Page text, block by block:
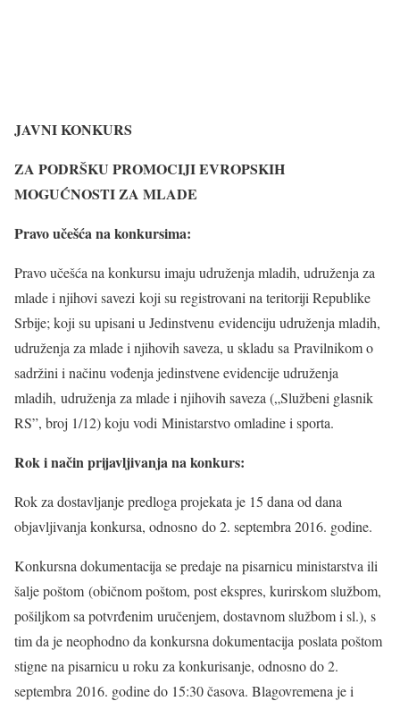
JAVNI KONKURS
ZA PODRŠKU PROMOCIJI EVROPSKIH
MOGUĆNOSTI ZA MLADE
Pravo učešća na konkursima:
Pravo učešća na konkursu imaju udruženja mladih, udruženja za
mlade i njihovi savezi koji su registrovani na teritoriji Republike
Srbije; koji su upisani u Jedinstvenu evidenciju udruženja mladih,
udruženja za mlade i njihovih saveza, u skladu sa Pravilnikom o
sadržini i načinu vođenja jedinstvene evidencije udruženja
mladih, udruženja za mlade i njihovih saveza („Službeni glasnik
RS”, broj 1/12) koju vodi Ministarstvo omladine i sporta.
Rok i način prijavljivanja na konkurs:
Rok za dostavljanje predloga projekata je 15 dana od dana
objavljivanja konkursa, odnosno do 2. septembra 2016. godine.
Konkursna dokumentacija se predaje na pisarnicu ministarstva ili
šalje poštom (običnom poštom, post ekspres, kurirskom službom,
pošiljkom sa potvrđenim uručenjem, dostavnom službom i sl.), s
tim da je neophodno da konkursna dokumentacija poslata poštom
stigne na pisarnicu u roku za konkurisanje, odnosno do 2.
septembra 2016. godine do 15:30 časova. Blagovremena je i